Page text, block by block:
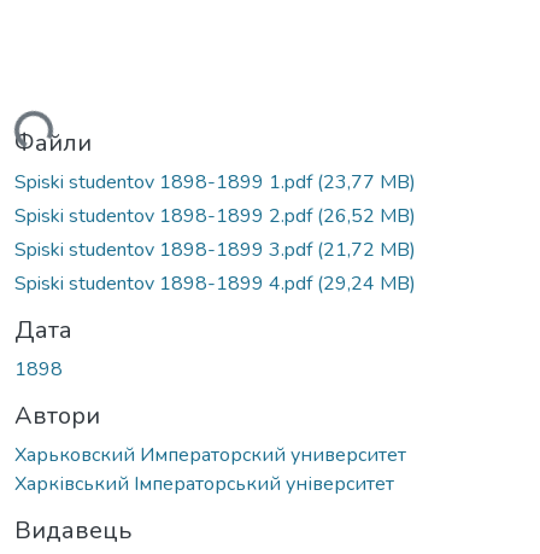
Файли
Spiski studentov 1898-1899 1.pdf(23,77 MB)
Spiski studentov 1898-1899 2.pdf(26,52 MB)
Spiski studentov 1898-1899 3.pdf(21,72 MB)
Spiski studentov 1898-1899 4.pdf(29,24 MB)
Дата
1898
Автори
Харьковский Императорский университет
Харківський Імператорський університет
Видавець